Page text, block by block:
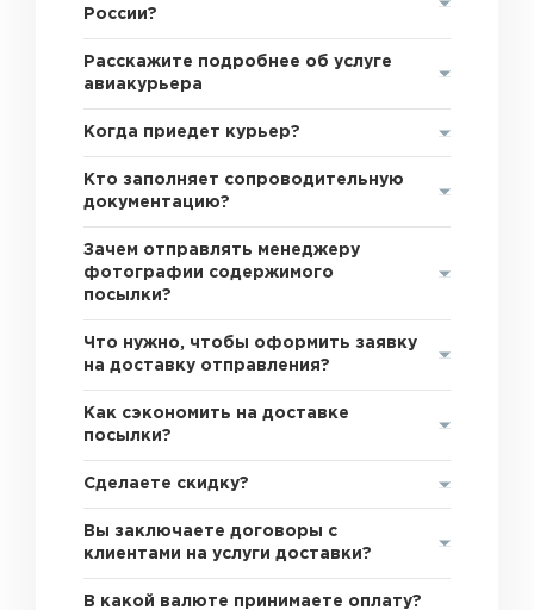
России?
Расскажите подробнее об услуге
авиакурьера
Когда приедет курьер?
Кто заполняет сопроводительную
документацию?
Зачем отправлять менеджеру
фотографии содержимого
посылки?
Что нужно, чтобы оформить заявку
на доставку отправления?
Как сэкономить на доставке
посылки?
Сделаете скидку?
Вы заключаете договоры с
клиентами на услуги доставки?
В какой валюте принимаете оплату?